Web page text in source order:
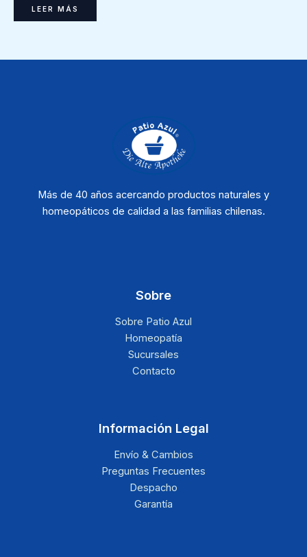
LEER MÁS
Más de 40 años acercando productos naturales y
homeopáticos de calidad a las familias chilenas.
Sobre
Sobre Patio Azul
Homeopatía
Sucursales
Contacto
Información Legal
Envío & Cambios
Preguntas Frecuentes
Despacho
Garantía